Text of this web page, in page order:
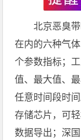
北京恶臭
在内的六种气
个参数指标；
值、最大值、
任意时间段时
存储芯片，可
数据导出；深